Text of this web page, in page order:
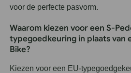
voor de perfecte pasvorm.
Waarom kiezen voor een S-
typegoedkeuring in plaats van
Bike?
Kiezen voor een EU-